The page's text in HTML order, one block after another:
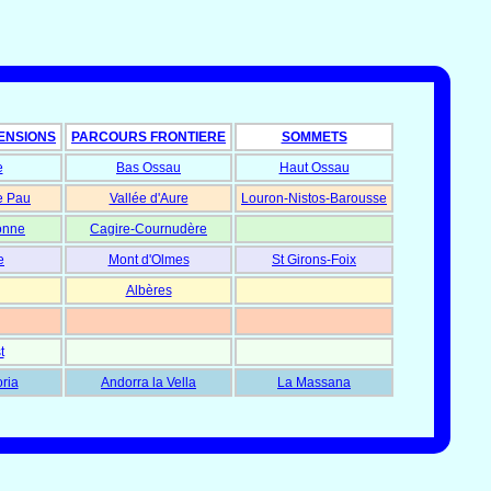
PARCOURS FRONTIERE
SOMMETS
Bas Ossau
Haut Ossau
Pau Vallée d'Aure
Louron-Nistos-Barousse
Cagire-Cournudère
Mont d'Olmes
St Girons-Foix
Albères
Andorra la Vella La Massana